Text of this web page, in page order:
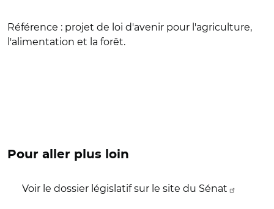
Référence : projet de loi d'avenir pour l'agriculture,
l'alimentation et la forêt.
Pour aller plus loin
Voir le dossier législatif sur le site du Sénat